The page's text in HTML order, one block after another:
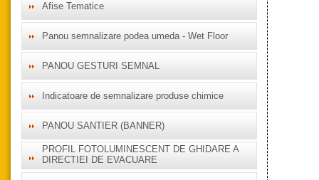
Afise Tematice
Panou semnalizare podea umeda - Wet Floor
PANOU GESTURI SEMNAL
Indicatoare de semnalizare produse chimice
PANOU SANTIER (BANNER)
PROFIL FOTOLUMINESCENT DE GHIDARE A
DIRECTIEI DE EVACUARE